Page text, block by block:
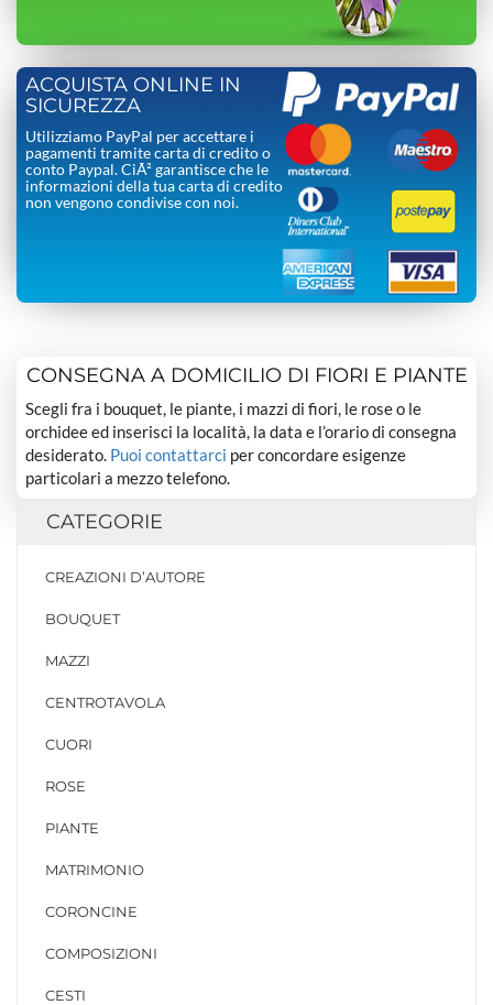
ACQUISTA ONLINE IN
SICUREZZA
Utilizziamo PayPal per accettare i
pagamenti tramite carta di credito o
conto Paypal. CiÃ² garantisce che le
informazioni della tua carta di credito
non vengono condivise con noi.
CONSEGNA A DOMICILIO DI FIORI E PIANTE
Scegli fra i bouquet, le piante, i mazzi di fiori, le rose o le
orchidee ed inserisci la località, la data e l’orario di consegna
desiderato. Puoi contattarci per concordare esigenze
particolari a mezzo telefono.
CATEGORIE
CREAZIONI D’AUTORE
BOUQUET
MAZZI
CENTROTAVOLA
CUORI
ROSE
PIANTE
MATRIMONIO
CORONCINE
COMPOSIZIONI
CESTI